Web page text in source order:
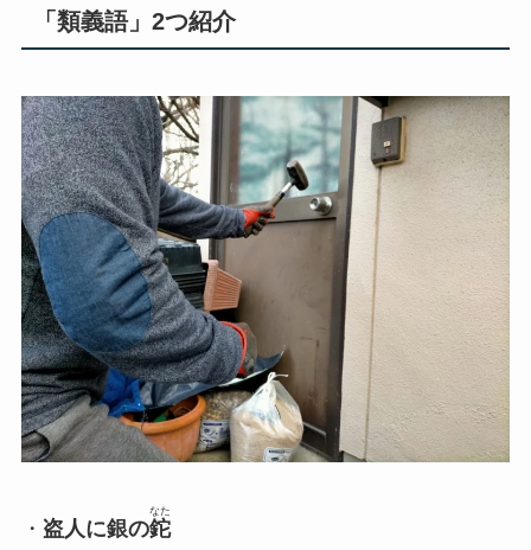
「類義語」2つ紹介
・ 盗人に銀の鉈
なた